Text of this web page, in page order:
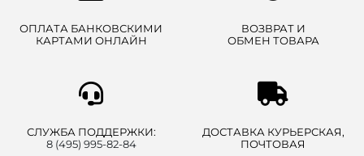
ОПЛАТА БАНКОВСКИМИ
КАРТАМИ ОНЛАЙН
ВОЗВРАТ И
ОБМЕН ТОВАРА
СЛУЖБА ПОДДЕРЖКИ:
8 (495) 995-82-84
ДОСТАВКА КУРЬЕРСКАЯ,
ПОЧТОВАЯ